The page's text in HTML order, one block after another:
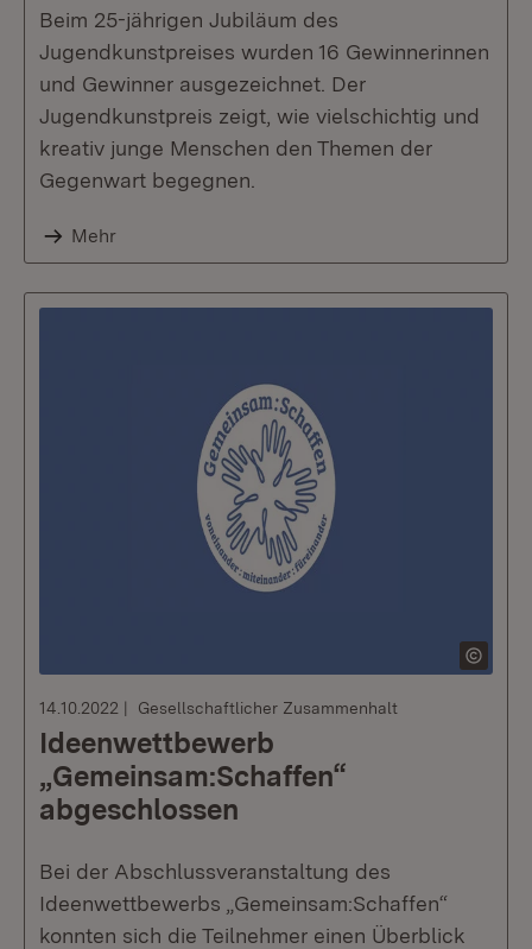
Beim 25-jährigen Jubiläum des
Jugendkunstpreises wurden 16 Gewinnerinnen
und Gewinner ausgezeichnet. Der
Jugendkunstpreis zeigt, wie vielschichtig und
kreativ junge Menschen den Themen der
Gegenwart begegnen.
Mehr
14.10.2022 Gesellschaftlicher Zusammenhalt
Ideenwettbewerb
„Gemeinsam:Schaffen“
abgeschlossen
Bei der Abschlussveranstaltung des
Ideenwettbewerbs „Gemeinsam:Schaffen“
konnten sich die Teilnehmer einen Überblick